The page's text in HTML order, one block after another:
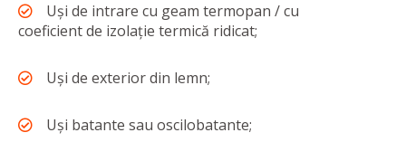
Uși de intrare cu geam termopan / cu
coeficient de izolație termică ridicat;
Uși de exterior din lemn;
Uși batante sau oscilobatante;